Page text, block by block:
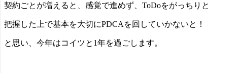
契約ごとが増えると、感覚で進めず、ToDoをがっちりと
把握した上で基本を大切にPDCAを回していかないと！
と思い、今年はコイツと1年を過ごします。